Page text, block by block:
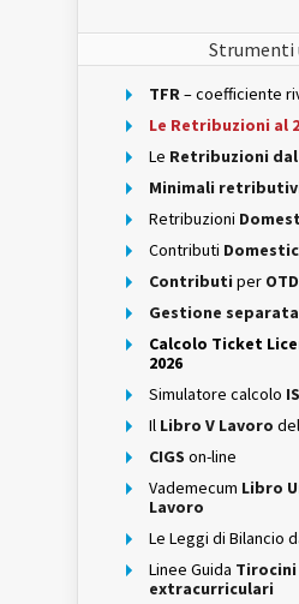
TFR– coefficiente
Le Retribuzioni al
Le Retribuzioni dal
Minimali retributivi
Retribuzioni
Contributi
Contributi per
Gestione separata
Calcolo Ticket
2026
Simulatore calcolo
Il Libro V Lavoro
CIGS on-line
Vademecum Libro
Lavoro
Le Leggi di Bilancio
Linee Guida Tirocini
extracurriculari